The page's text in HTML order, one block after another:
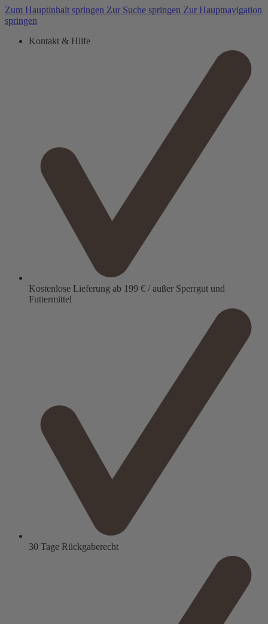
Zum Hauptinhalt springen Zur Suche springen Zur Hauptnavigation
springen
Kontakt & Hilfe
Kostenlose Lieferung ab 199 € / außer Sperrgut und
Futtermittel
30 Tage Rückgaberecht